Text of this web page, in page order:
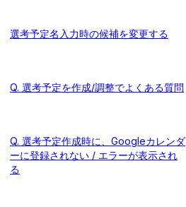
選考予定名入力時の候補を変更する
Q. 選考予定を作成/調整でよくある質問
Q. 選考予定作成時に、Googleカレンダ
ーに登録されない / エラーが表示され
る